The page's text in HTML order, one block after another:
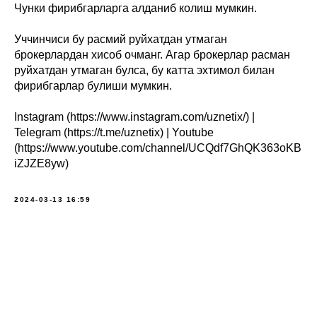
Чунки фирибгарларга алданиб колиш мумкин.
Уччинчиси бу расмий руйхатдан утмаган
брокерлардан хисоб очманг. Агар брокерлар расман
руйхатдан утмаган булса, бу катта эхтимол билан
фирибгарлар булиши мумкин.
Instagram (https://www.instagram.com/uznetix/) |
Telegram (https://t.me/uznetix) | Youtube
(https://www.youtube.com/channel/UCQdf7GhQK363oKB
iZJZE8yw)
2024-03-13 16:59